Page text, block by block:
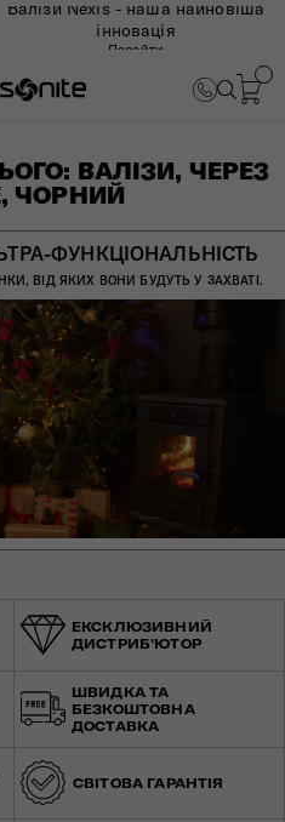
Валізи Nexis - наша найновіша
інновація
Перейти
ВАЛІЗИ, ЧЕРЕЗ
ЧОРНИЙ
ФУНКЦІОНАЛЬНІСТЬ
ВІД ЯКИХ ВОНИ БУДУТЬ У ЗАХВАТІ.​
ЕКСКЛЮЗИВНИЙ
ДИСТРИБ'ЮТОР
ШВИДКА ТА
БЕЗКОШТОВНА
ДОСТАВКА
СВІТОВА ГАРАНТІЯ